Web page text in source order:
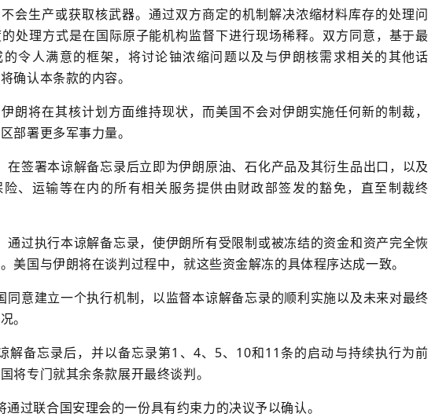
会生产或获取核武器。通过双方商定的机制解决浓缩材料库存的处理问
处理方式是在国际原子能机构监督下进行现场稀释。双方同意，基于最
令人满意的框架，将讨论铀浓缩问题以及与伊朗核需求相关的其他话
确认本条款的内容。
朗将在其核计划方面维持现状，而美国不会对伊朗实施任何新的制裁，
部署更多军事力量。
在签署本谅解备忘录后立即为伊朗原油、石化产品及其衍生品出口，以及
、运输等在内的所有相关服务提供由财政部签发的豁免，直至制裁终
通过执行本谅解备忘录，使伊朗所有受限制或被冻结的资金和资产完全恢
美国与伊朗将在谈判过程中，就这些资金解冻的具体程序达成一致。
同意建立一个执行机制，以监督本谅解备忘录的顺利实施以及未来对最终
。
解备忘录后，并以备忘录第1、4、5、10和11条的启动与持续执行为前
将专门就其余条款展开最终谈判。
通过联合国安理会的一份具有约束力的决议予以确认。